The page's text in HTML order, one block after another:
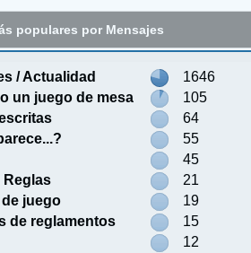
populares por Mensajes
/ Actualidad
1646
un juego de mesa
105
64
55
45
Reglas
21
juego
19
de reglamentos
15
12